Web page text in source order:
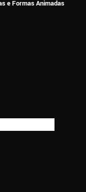
e Formas Animadas